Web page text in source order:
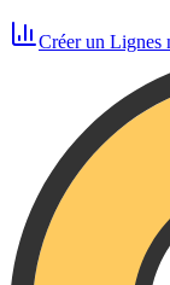
Créer un Lignes